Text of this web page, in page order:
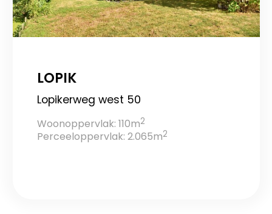
LOPIK
Lopikerweg west 50
Woonoppervlak: 110m2
Perceeloppervlak: 2.065m2